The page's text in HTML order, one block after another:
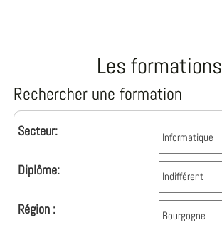
Les formations
Rechercher une formation
Secteur:
Diplôme:
Région :